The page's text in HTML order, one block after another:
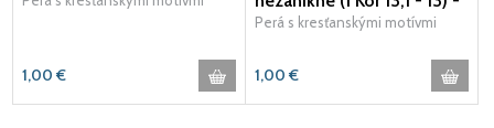
1,00 €
červené
Perá s kresťanskými motívmi
1,00 €